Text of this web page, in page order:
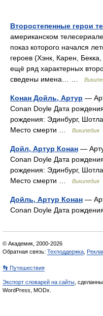
Второстепенные герои
американском
показ которого начался
героев (Хэнк, Карен,
ещё ряд характерных
сведены имена… …
Конан Дойль, Артур —
Conan Doyle Дата
рождения: Эдинбург,
Место смерти …
Википедия
Дойл, Артур Конан —
Conan Doyle Дата
рождения: Эдинбург,
Место смерти …
Википедия
Дойль, Артур Конан —
Conan Doyle Дата
© Академик, 2000-2026
Обратная связь: Техподдержка
👣 Путешествия
Экспорт словарей на сайты ,
WordPress, MODx.